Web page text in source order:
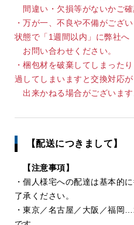
間違い・欠損等がないかご確
・万が一、不良や不備がござ
状態で「1週間以内」に弊社へ
お問い合わせください。
・梱包材を破棄してしまった
過してしまいますと交換対応が
出来かねる場合がございます
【配送につきまして】
【注意事項】
・個人様宅への配達は基本的
了承ください。
・東京／名古屋／大阪／福岡